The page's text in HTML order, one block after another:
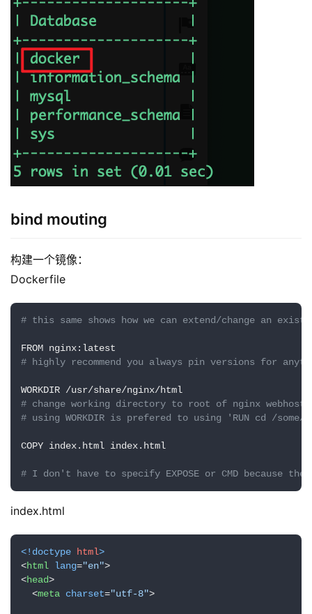
n
基
开
发
原
监
理
C
登录
bind mouting
构建一个镜像：
Dockerfile
# this same shows how we can extend/change an
# highly recommend you always pin versions for
# change working directory to root of nginx webhost
# using WORKDIR is prefered to using 'RUN cd /some/
COPY index.html index.html
# I don't have to specify EXPOSE or CMD because
index.html
<!doctype html>
<html lang="en">
<head>
<meta charset="utf-8">